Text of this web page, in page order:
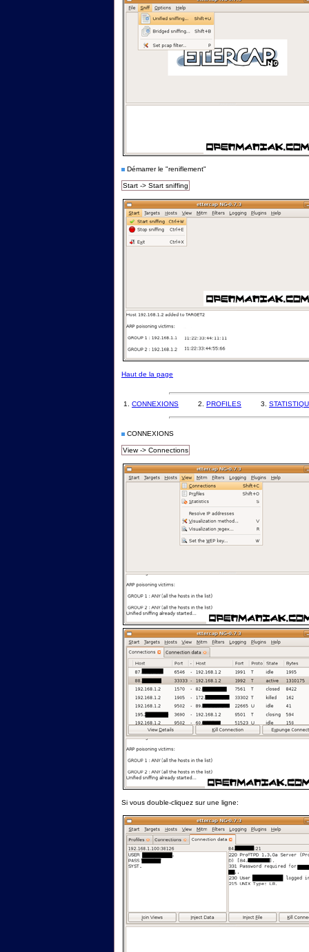
Démarrer le "reniflement"
Start -> Start sniffing
Haut de la page
1. CONNEXIONS 2. PROFILES 3.
CONNEXIONS
View -> Connections
Si vous double-cliquez sur une ligne: